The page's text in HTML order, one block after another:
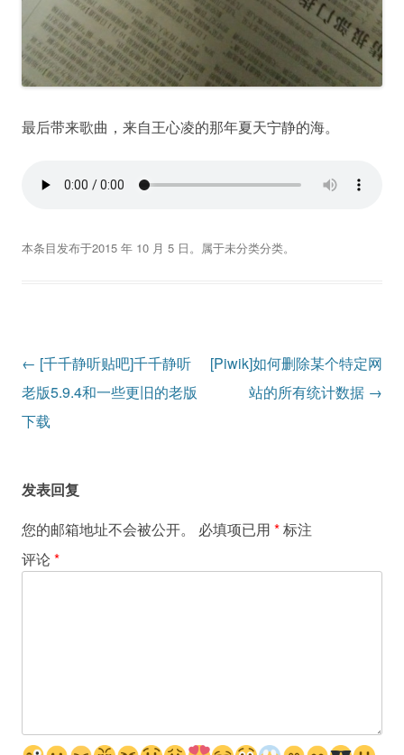
最后带来歌曲，来自王心凌的那年夏天宁静的海。
本条目发布于2015 年 10 月 5 日。属于未分类分类。
文
章
导
← [千千静听贴吧]千千静听
老版5.9.4和一些更旧的老版
下载
[Piwik]如何删除某个特定网
站的所有统计数据 →
发表回复
您的邮箱地址不会被公开。
必填项已用 *标注
评论*